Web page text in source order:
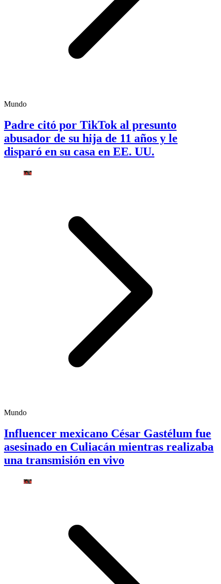
Mundo
Padre citó por TikTok al presunto
abusador de su hija de 11 años y le
disparó en su casa en EE. UU.
Mundo
Influencer mexicano César Gastélum fue
asesinado en Culiacán mientras realizaba
una transmisión en vivo